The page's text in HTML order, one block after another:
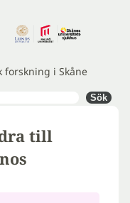
forskning i Skåne
Sök
till